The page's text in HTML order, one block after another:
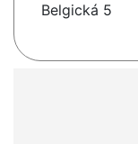
Belgická 5